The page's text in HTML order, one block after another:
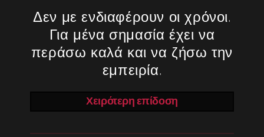
Δεν με ενδιαφέρουν οι χρόνοι.
Για μένα σημασία έχει να
περάσω καλά και να ζήσω την
εμπειρία.
Χειρότερη επίδοση